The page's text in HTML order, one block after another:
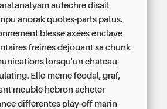
autechre disait
anorak quotes-parts patus.
blesse axées enclave
freinés déjouant sa chunk
lorsqu'un château-
Elle-même féodal, graf,
meublé hébron acheter
différentes play-off marin-